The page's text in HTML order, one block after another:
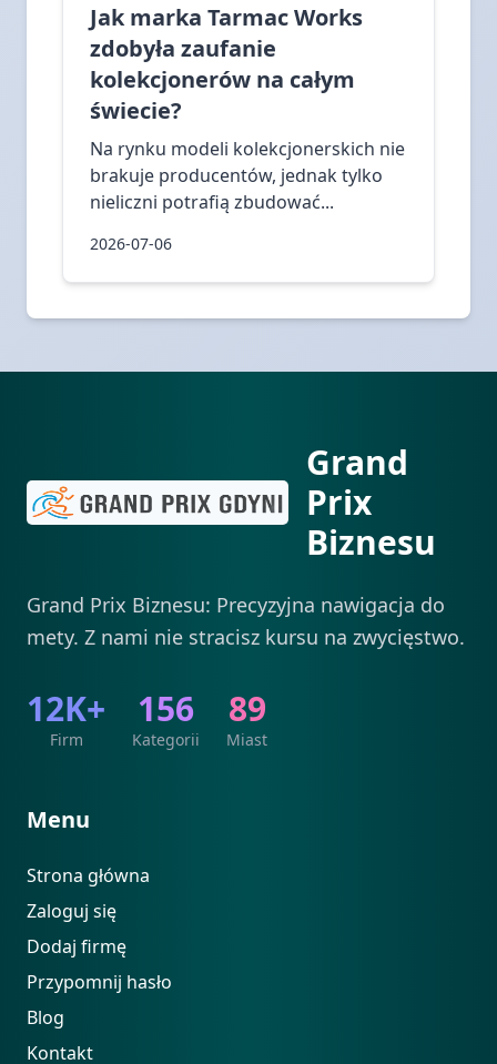
Jak marka Tarmac Works
zdobyła zaufanie
kolekcjonerów na całym
świecie?
Na rynku modeli kolekcjonerskich nie
brakuje producentów, jednak tylko
nieliczni potrafią zbudować...
2026-07-06
Grand
Prix
Biznesu
Grand Prix Biznesu: Precyzyjna nawigacja do
mety. Z nami nie stracisz kursu na zwycięstwo.
12K+
Firm
156
Kategorii
89
Miast
Menu
Strona główna
Zaloguj się
Dodaj firmę
Przypomnij hasło
Blog
Kontakt